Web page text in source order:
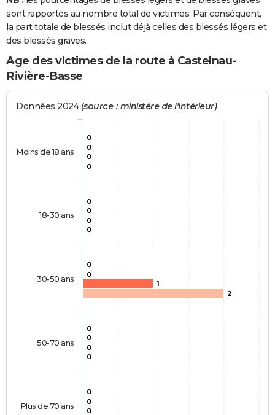
sont rapportés au nombre total de victimes. Par conséquent,
la part totale de blessés inclut déjà celles des blessés légers et
des blessés graves.
Age des victimes de la route à Castelnau-
Rivière-Basse
Données 2024 (source : ministère de l'Intérieur)
0
0
0
0
0
0
0
0
0
0
0
0
1
0
0
0
0
2
0
Moins de 18 ans
18-30 ans
30-50 ans
50-70 ans
Plus de 70 ans